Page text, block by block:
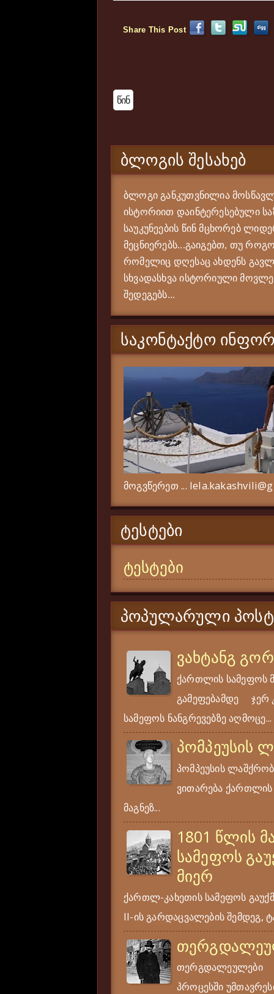
Share This Post
Წინ
ᲑᲚᲝᲒᲘᲡ ᲨᲔᲡᲐᲮᲔᲑ
ბლოგი განკუთვნილია
ისტორიით დაინტერესებული
საუკუნეების წინ მცხორებ
მეცნიერებს...გაიგებთ, თუ
რომელიც დღესაც ახდენს
სხვადასხვა ისტორიული
შედეგებს...
ᲡᲐᲙᲝᲜᲢᲐᲥᲢᲝ
მოგვწერეთ ...
ᲢᲔᲡᲢᲔᲑᲘ
ტესტები
ᲞᲝᲞᲣᲚᲐᲠᲣᲚᲘ
ვახტანგ
ქართლის სამეფოს
გამეფებამდე ჯერ
სამეფოს ნანგრევებზე აღმოცე...
პომპეუსის
პომპეუსის
ვითარება ქართლის
მაგნეზ...
1801 წლის
სამეფოს
მიერ
ქართლ-კახეთის სამეფოს
II-ის გარდაცვალების შემდეგ,
თერგდალეულები
პროცესში